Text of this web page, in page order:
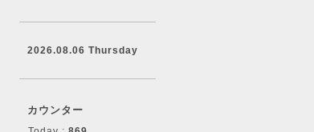
2026.08.06 Thursday
カウンター